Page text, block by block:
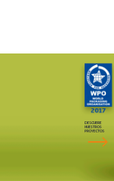
DESCUBRE
NUESTROS
PROYECTOS